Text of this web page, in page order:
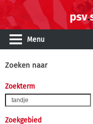
Menu
Zoeken naar
Zoekterm
Zoekgebied